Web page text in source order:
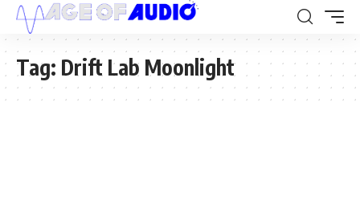
Tag: Drift Lab Moonlight